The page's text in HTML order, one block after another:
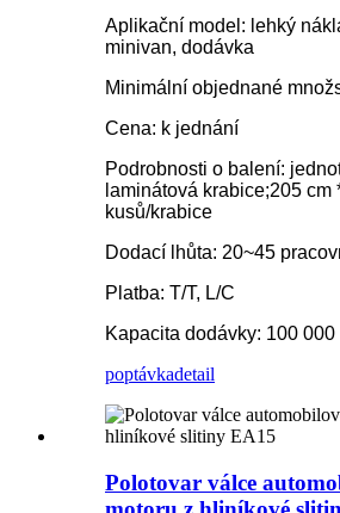
Aplikační model: lehký
minivan, dodávka
Minimální objednané
Cena: k jednání
Podrobnosti o balení:
laminátová krabice;205 cm
kusů/krabice
Dodací lhůta: 20~45
Platba: T/T, L/C
Kapacita dodávky: 100 000
poptávkadetail
Polotovar válce